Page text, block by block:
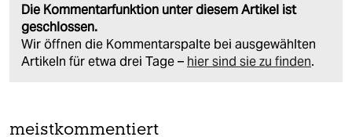
Die Kommentarfunktion unter diesem Artikel ist
geschlossen.
Wir öffnen die Kommentarspalte bei ausgewählten
Artikeln für etwa drei Tage – hier sind sie zu finden.
meistkommentiert